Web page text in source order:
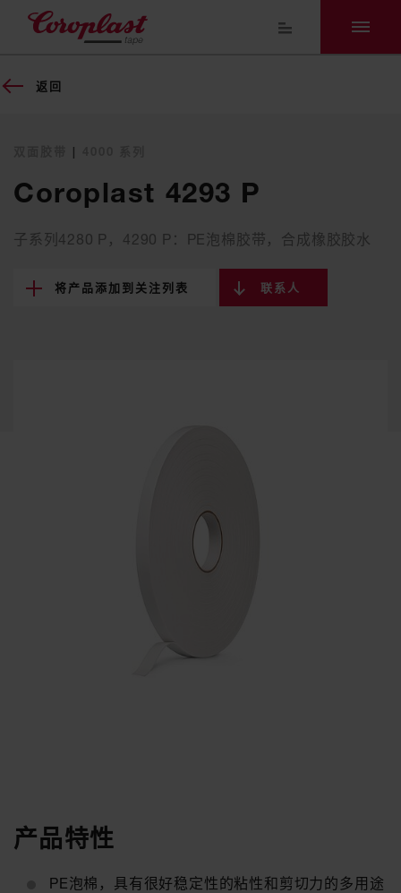
返回
|
Coroplast 4293 P
子系列4280 P，4290 P：PE泡棉胶带，合成橡胶胶水
将产品添加到关注列表 联系人
产品特性
PE泡棉，具有很好稳定性的粘性和剪切力的多用途